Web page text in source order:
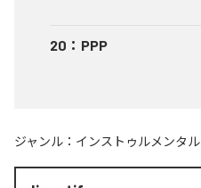
20 ： PPP
ジャンル： インストゥルメンタル